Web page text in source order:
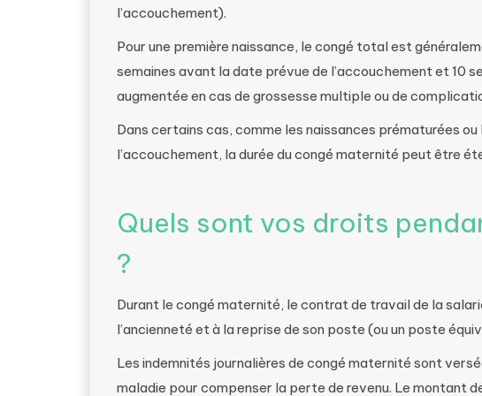
l’accouchement).
Pour une première naissance, le congé total est
semaines avant la date prévue de l’accouchement et 10
augmentée en cas de grossesse multiple ou de
Dans certains cas, comme les naissances prématurées
l’accouchement, la durée du congé maternité peut être
Quels sont vos droits
?
Durant le congé maternité, le contrat de travail de la
l’ancienneté et à la reprise de son poste (ou un poste
Les indemnités journalières de congé maternité sont
maladie pour compenser la perte de revenu. Le montant